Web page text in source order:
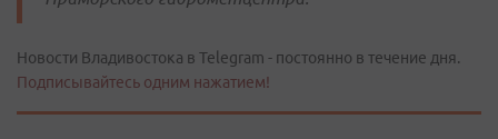
Новости Владивостока в Telegram - постоянно в течение дня.
Подписывайтесь одним нажатием!